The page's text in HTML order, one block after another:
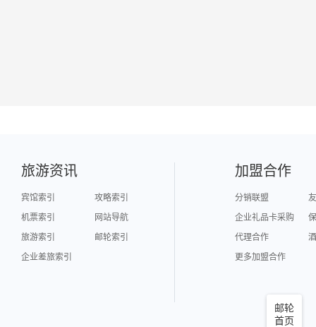
邮轮
首页
旅游资讯
宾馆索引
攻略索引
机票索引
网站导航
旅游索引
邮轮索引
企业差旅索引
加盟合作
分销联盟
企业礼品卡采购
代理合作
更多加盟合作